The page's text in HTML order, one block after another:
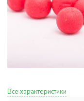
Все характеристики